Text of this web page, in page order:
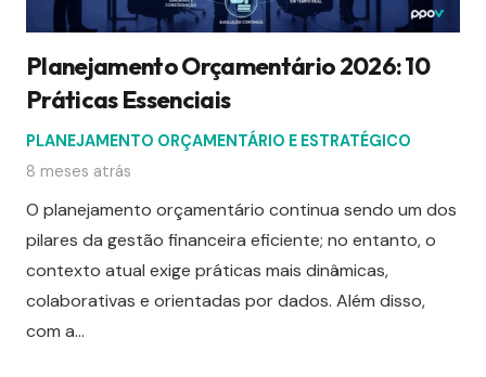
Planejamento Orçamentário 2026: 10
Práticas Essenciais
PLANEJAMENTO ORÇAMENTÁRIO E ESTRATÉGICO
8 meses atrás
O planejamento orçamentário continua sendo um dos
pilares da gestão financeira eficiente; no entanto, o
contexto atual exige práticas mais dinâmicas,
colaborativas e orientadas por dados. Além disso,
com a…